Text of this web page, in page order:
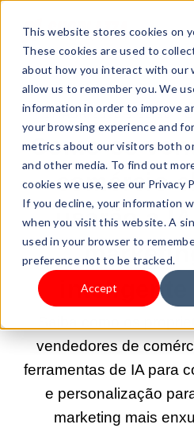
This website stores cookies on
These cookies are used to
about how you interact with our
allow us to remember you. We
information in order to improve
your browsing experience and
metrics about our visitors both
and other media. To find out
cookies we use, see our Privacy
If you decline, your information
when you visit this website. A
used in your browser to
preference not to be tracked.
Accept
17/ABR/2026 9:00:00 |
Como os
comércio
usarão a IA
inteligente
Saiba como os
vendedores de
ferramentas de IA para
e personalização
marketing mais